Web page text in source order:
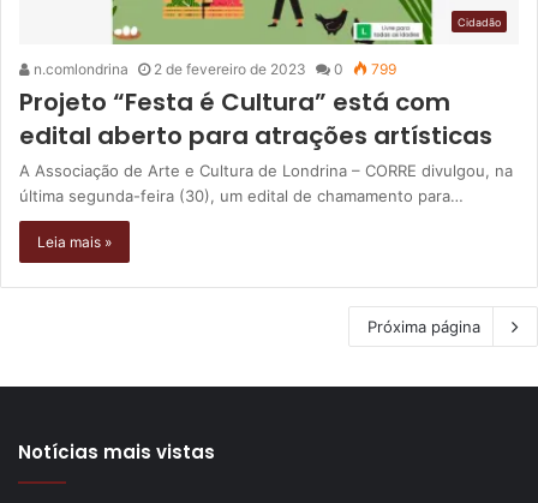
Cidadão
n.comlondrina 2 de fevereiro de 2023 0 799
Projeto “Festa é Cultura” está com
edital aberto para atrações artísticas
A Associação de Arte e Cultura de Londrina – CORRE divulgou, na
última segunda-feira (30), um edital de chamamento para…
Leia mais »
Próxima página
Notícias mais vistas